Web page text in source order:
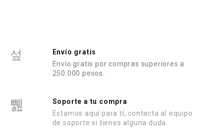
Envío gratis
Envío gratis por compras superiores a
250.000 pesos.
Soporte a tu compra
Estamos aquí para tí, contacta al equipo
de soporte si tienes alguna duda.